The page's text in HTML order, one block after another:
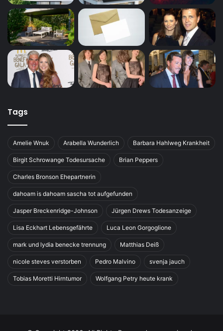
Tags
Amelie Wnuk Arabella Wunderlich Barbara Hahlweg Krankheit
Birgit Schrowange Todesursache Brian Peppers
Charles Bronson Ehepartnerin
dahoam is dahoam sascha tot aufgefunden
Jasper Breckenridge-Johnson Jürgen Drews Todesanzeige
Lisa Eckhart Lebensgefährte Luca Leon Gorgoglione
mark und lydia benecke trennung Matthias Deiß
nicole steves verstorben Pedro Malvino svenja jauch
Tobias Moretti Hirntumor Wolfgang Petry heute krank